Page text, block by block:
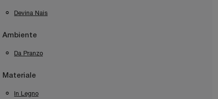
Devina Nais
Ambiente
Da Pranzo
Materiale
In Legno